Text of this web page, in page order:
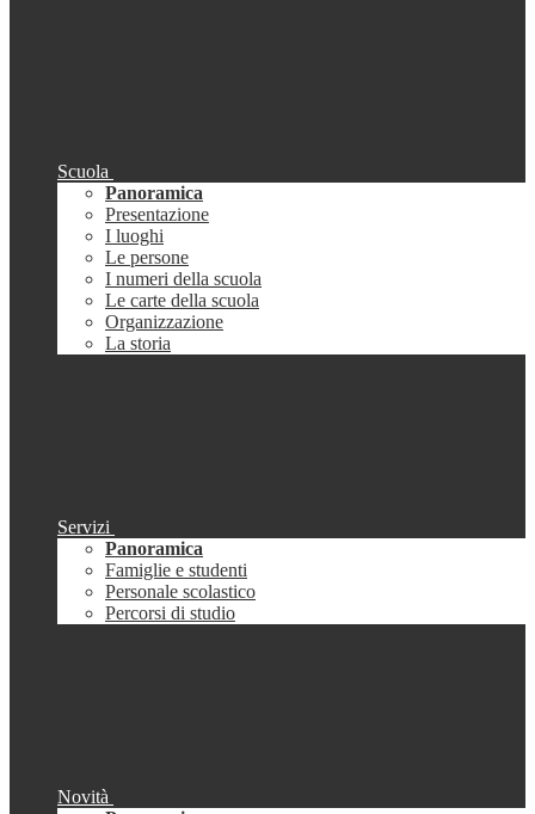
Scuola
Panoramica
Presentazione
I luoghi
Le persone
I numeri della scuola
Le carte della scuola
Organizzazione
La storia
Servizi
Panoramica
Famiglie e studenti
Personale scolastico
Percorsi di studio
Novità